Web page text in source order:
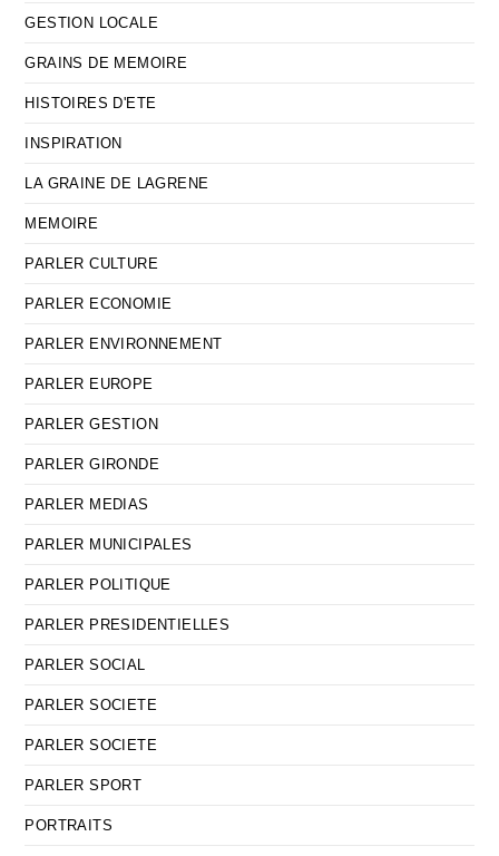
GESTION LOCALE
GRAINS DE MEMOIRE
HISTOIRES D'ETE
INSPIRATION
LA GRAINE DE LAGRENE
MEMOIRE
PARLER CULTURE
PARLER ECONOMIE
PARLER ENVIRONNEMENT
PARLER EUROPE
PARLER GESTION
PARLER GIRONDE
PARLER MEDIAS
PARLER MUNICIPALES
PARLER POLITIQUE
PARLER PRESIDENTIELLES
PARLER SOCIAL
PARLER SOCIETE
PARLER SOCIETE
PARLER SPORT
PORTRAITS